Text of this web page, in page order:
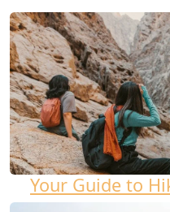
Your Guide to